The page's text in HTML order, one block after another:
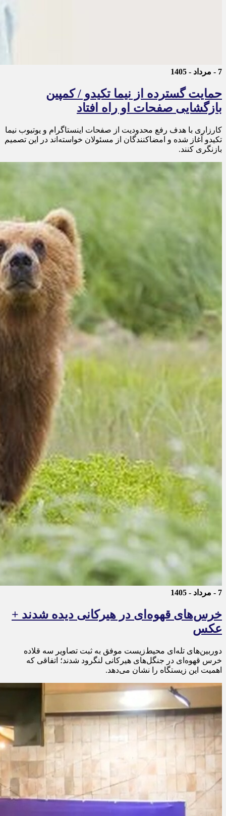
7 - مرداد - 1405
حمایت گسترده از نیما تکیدو / کمپین
بازگشایی صفحات او راه افتاد
کارزاری با هدف رفع محدودیت از صفحات اینستاگرام و یوتیوب نیما
تکیدو آغاز شده و امضاکنندگان از مسئولان خواسته‌اند در این تصمیم
بازنگری کنند.
7 - مرداد - 1405
خرس‌های قهوه‌ای در هیرکانی دیده شدند +
عکس
دوربین‌های تله‌ای محیط‌زیست موفق به ثبت تصاویر سه قلاده
خرس قهوه‌ای در جنگل‌های هیرکانی لنگرود شدند؛ اتفاقی که
اهمیت این زیستگاه را نشان می‌دهد.